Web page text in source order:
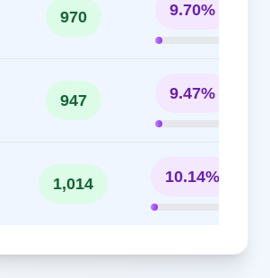
970 9.70%
947 9.47%
1,014 10.14%